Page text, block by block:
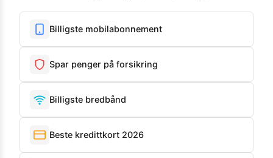
Billigste mobilabonnement
Spar penger på forsikring
Billigste bredbånd
Beste kredittkort 2026